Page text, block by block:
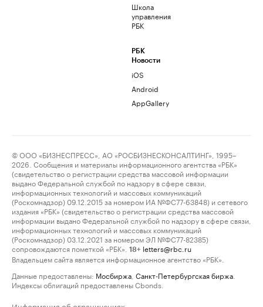
Школа
управления
РБК
РБК
Новости
iOS
Android
AppGallery
© ООО «БИЗНЕСПРЕСС», АО «РОСБИЗНЕСКОНСАЛТИНГ», 1995–
2026. Сообщения и материалы информационного агентства «РБК»
(свидетельство о регистрации средства массовой информации
выдано Федеральной службой по надзору в сфере связи,
информационных технологий и массовых коммуникаций
(Роскомнадзор) 09.12.2015 за номером ИА №ФС77-63848) и сетевого
издания «РБК» (свидетельство о регистрации средства массовой
информации выдано Федеральной службой по надзору в сфере связи,
информационных технологий и массовых коммуникаций
(Роскомнадзор) 03.12.2021 за номером ЭЛ №ФС77-82385)
сопровождаются пометкой «РБК».
18+ letters@rbc.ru
Владельцем сайта является информационное агентство «РБК».
Данные предоставлены: Мосбиржа Санкт-Петербургская биржа
Индексы облигаций предоставлены Cbonds.